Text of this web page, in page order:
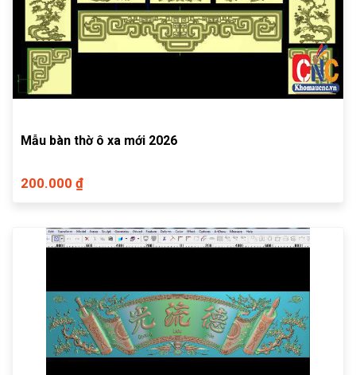
Mẫu bàn thờ ô xa mới 2026
200.000 ₫